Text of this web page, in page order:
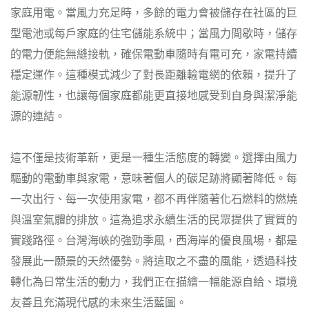
家庭用電。當風力充足時，多餘的電力會被儲存在社區的巨
型電池或每戶家庭的住宅儲能系統中；當風力間歇時，儲存
的電力便能無縫接軌，確保電動車隨時有電可充，家電持續
穩定運作。這種模式減少了對長距離輸電網的依賴，提升了
能源韌性，也讓每個家庭都能更直接地感受到自身與潔淨能
源的連結。
這不僅是技術革新，更是一種生活態度的轉變。選擇由風力
驅動的電動車與家電，意味著個人的碳足跡將顯著降低。每
一次出行、每一次使用家電，都不再伴隨著化石燃料的燃燒
與溫室氣體的排放。這為追求永續生活的民眾提供了實質的
實踐路徑。台灣海峽的強勁季風，西海岸的優良風場，都是
發展此一願景的天然優勢。將這取之不盡的風能，透過科技
轉化為日常生活的動力，我們正在描繪一幅能源自給、環境
友善且充滿現代感的未來生活藍圖。